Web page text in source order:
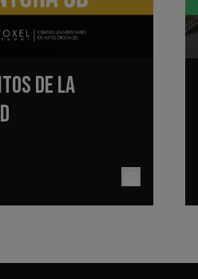
DE LA